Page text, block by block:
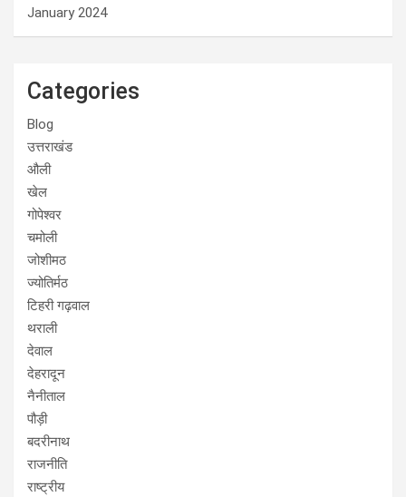
January 2024
Categories
Blog
उत्तराखंड
औली
खेल
गोपेश्वर
चमोली
जोशीमठ
ज्योतिर्मठ
टिहरी गढ़वाल
थराली
देवाल
देहरादून
नैनीताल
पौड़ी
बदरीनाथ
राजनीति
राष्ट्रीय